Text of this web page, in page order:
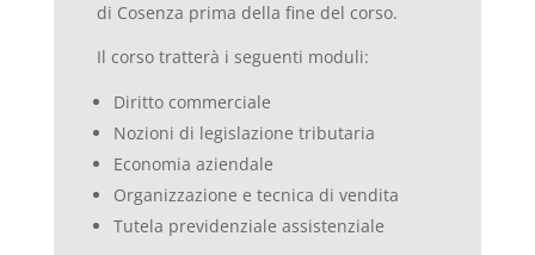
di Cosenza prima della fine del corso.
Il corso tratterà i seguenti moduli:
Diritto commerciale
Nozioni di legislazione tributaria
Economia aziendale
Organizzazione e tecnica di vendita
Tutela previdenziale assistenziale